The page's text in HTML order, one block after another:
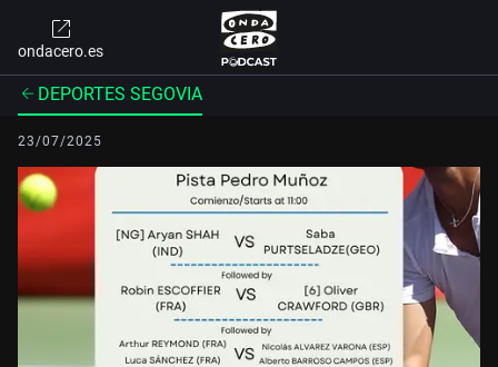
ondacero.es
DEPORTES SEGOVIA
23/07/2025